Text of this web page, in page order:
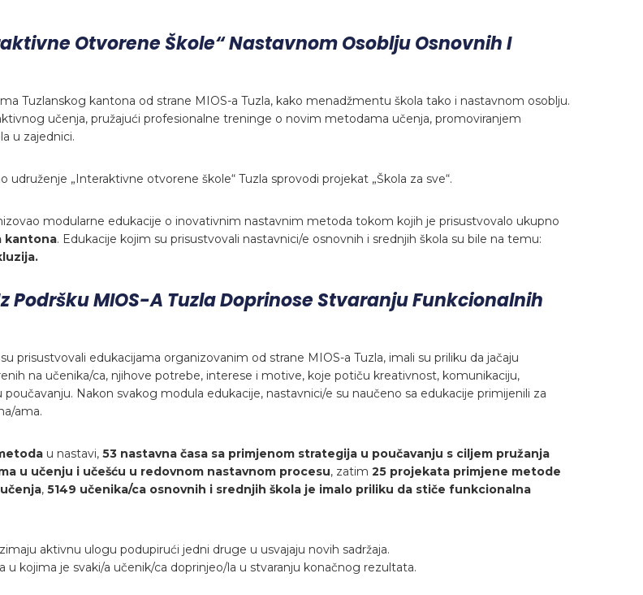
Otvorene Škole“ Nastavnom Osoblju Osnovnih I
Tuzlanskog kantona od strane MIOS-a Tuzla, kako menadžmentu škola tako i nastavnom osoblju.
učenja, pružajući profesionalne treninge o novim metodama učenja, promoviranjem
u zajednici.
„Interaktivne otvorene škole“ Tuzla sprovodi projekat „Škola za sve“.
modularne edukacije o inovativnim nastavnim metoda tokom kojih je prisustvovalo ukupno
kantona. Edukacije kojim su prisustvovali nastavnici/e osnovnih i srednjih škola su bile na temu:
MIOS-A Tuzla Doprinose Stvaranju Funkcionalnih
prisustvovali edukacijama organizovanim od strane MIOS-a Tuzla, imali su priliku da jačaju
na učenika/ca, njihove potrebe, interese i motive, koje potiču kreativnost, komunikaciju,
Nakon svakog modula edukacije, nastavnici/e su naučeno sa edukacije primijenili za
ama.
u nastavi, 53 nastavna časa sa primjenom strategija u poučavanju s ciljem pružanja
u učenju i učešću u redovnom nastavnom procesu, zatim 25 projekata primjene metode
, 5149 učenika/ca osnovnih i srednjih škola je imalo priliku da stiče funkcionalna
aktivnu ulogu podupirući jedni druge u usvajaju novih sadržaja.
kojima je svaki/a učenik/ca doprinjeo/la u stvaranju konačnog rezultata.